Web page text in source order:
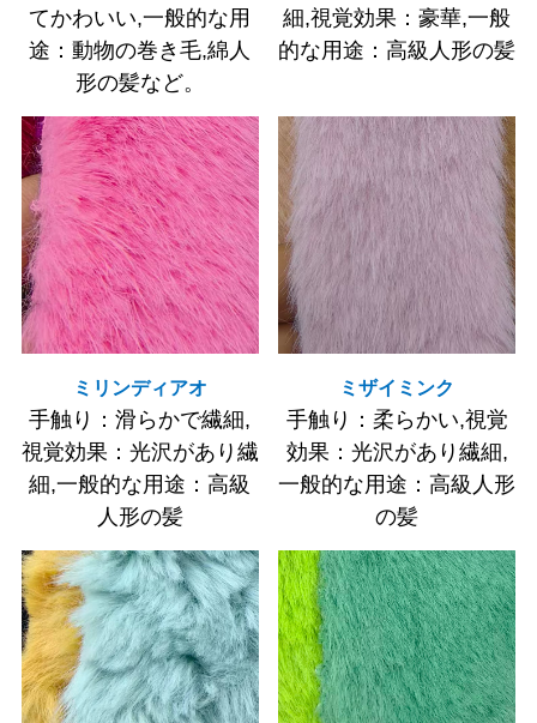
てかわいい,一般的な用
途：動物の巻き毛,綿人
形の髪など。
細,視覚効果：豪華,一般
的な用途：高級人形の髪
ミリンディアオ
手触り：滑らかで繊細,
視覚効果：光沢があり繊
細,一般的な用途：高級
人形の髪
ミザイミンク
手触り：柔らかい,視覚
効果：光沢があり繊細,
一般的な用途：高級人形
の髪